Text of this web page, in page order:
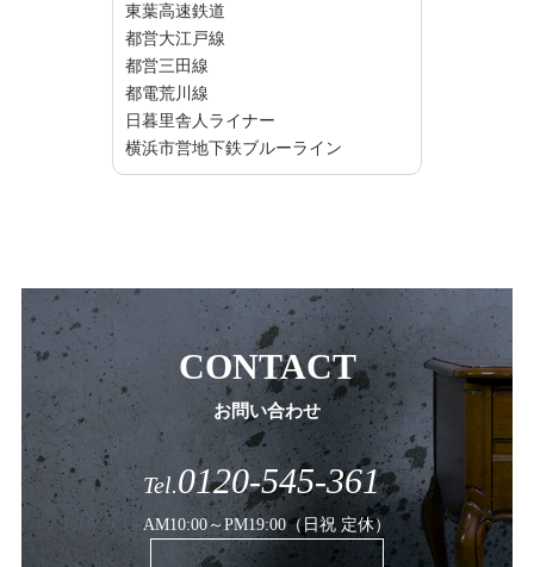
東葉高速鉄道
都営大江戸線
都営三田線
都電荒川線
日暮里舎人ライナー
横浜市営地下鉄ブルーライン
CONTACT
お問い合わせ
Tel.0120-545-361
AM10:00～PM19:00（日祝 定休）